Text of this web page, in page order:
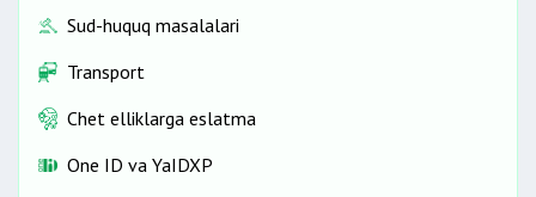
Sud-huquq masalalari
Transport
Chet elliklarga eslatma
One ID vа YaIDXP